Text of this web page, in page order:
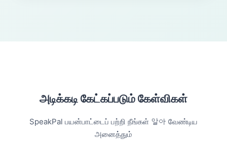
அடிக்கடி கேட்கப்படும் கேள்விகள்
SpeakPal பயன்பாட்டைப் பற்றி நீங்கள் 알아 வேண்டிய
அனைத்தும்